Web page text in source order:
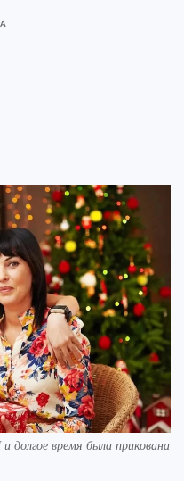
время была прикована